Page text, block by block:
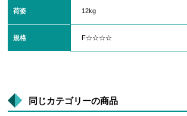
荷姿 12kg
規格 F☆☆☆☆
同じカテゴリーの商品